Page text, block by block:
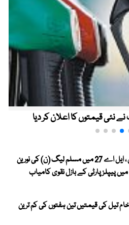
نئی قیمتوں کا اعلان کر دیا
آزاد کشمیر الیکشن ، ایل اے 27 میں مسلم لیگ (ن) کی نورین
تیل کی قیمتیں تین ہفتوں کی کم ترین